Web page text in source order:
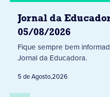
Jornal da
05/08/2026
Fique sempre bem
Jornal da Educadora.
5 de Agosto,2026